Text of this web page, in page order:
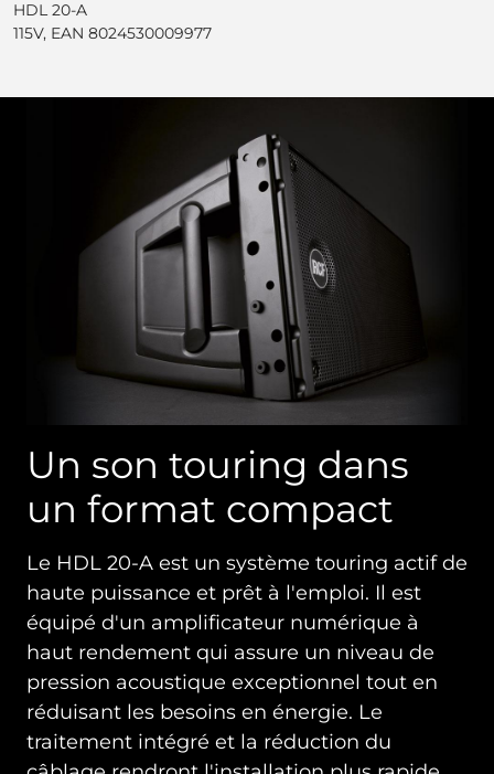
HDL 20-A
115V, EAN 8024530009977
Un son touring dans
un format compact
Le HDL 20-A est un système touring actif de
haute puissance et prêt à l'emploi. Il est
équipé d'un amplificateur numérique à
haut rendement qui assure un niveau de
pression acoustique exceptionnel tout en
réduisant les besoins en énergie. Le
traitement intégré et la réduction du